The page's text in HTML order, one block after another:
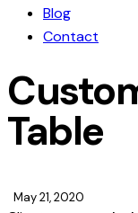
Blog
Contact
Table
May 21, 2020